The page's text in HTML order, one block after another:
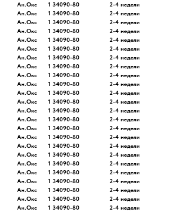
Ан.Окс 1 34090-80
2-4 недели
Ан.Окс 1 34090-80
2-4 недели
Ан.Окс 1 34090-80
2-4 недели
Ан.Окс 1 34090-80
2-4 недели
Ан.Окс 1 34090-80
2-4 недели
Ан.Окс 1 34090-80
2-4 недели
Ан.Окс 1 34090-80
2-4 недели
Ан.Окс 1 34090-80
2-4 недели
Ан.Окс 1 34090-80
2-4 недели
Ан.Окс 1 34090-80
2-4 недели
Ан.Окс 1 34090-80
2-4 недели
Ан.Окс 1 34090-80
2-4 недели
Ан.Окс 1 34090-80
2-4 недели
Ан.Окс 1 34090-80
2-4 недели
Ан.Окс 1 34090-80
2-4 недели
Ан.Окс 1 34090-80
2-4 недели
Ан.Окс 1 34090-80
2-4 недели
Ан.Окс 1 34090-80
2-4 недели
Ан.Окс 1 34090-80
2-4 недели
Ан.Окс 1 34090-80
2-4 недели
Ан.Окс 1 34090-80
2-4 недели
Ан.Окс 1 34090-80
2-4 недели
Ан.Окс 1 34090-80
2-4 недели
Ан.Окс 1 34090-80
2-4 недели